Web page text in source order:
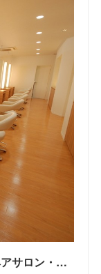
美容室 NYNY Mothers 姫路南店｜ヘアサロン・美容院｜ニューヨークニューヨーク